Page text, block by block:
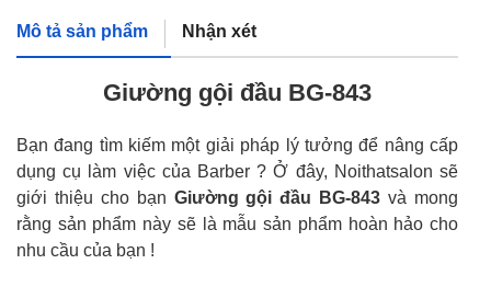
Mô tả sản phẩm Nhận xét
Giường gội đầu BG-843
Bạn đang tìm kiếm một giải pháp lý tưởng để nâng cấp
dụng cụ làm việc của Barber ? Ở đây, Noithatsalon sẽ
giới thiệu cho bạn Giường gội đầu BG-843và mong
rằng sản phẩm này sẽ là mẫu sản phẩm hoàn hảo cho
nhu cầu của bạn !